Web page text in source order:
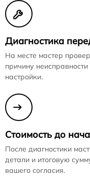
Диагностика
На месте мастер
причину
настройки.
Стоимость до
После диагностики
детали и итоговую
вашего согласия.